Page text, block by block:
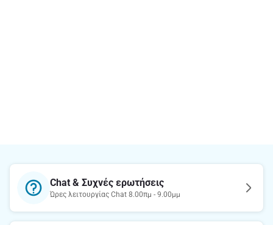
Chat & Συχνές ερωτήσεις
Ώρες λειτουργίας Chat 8.00πμ - 9.00μμ